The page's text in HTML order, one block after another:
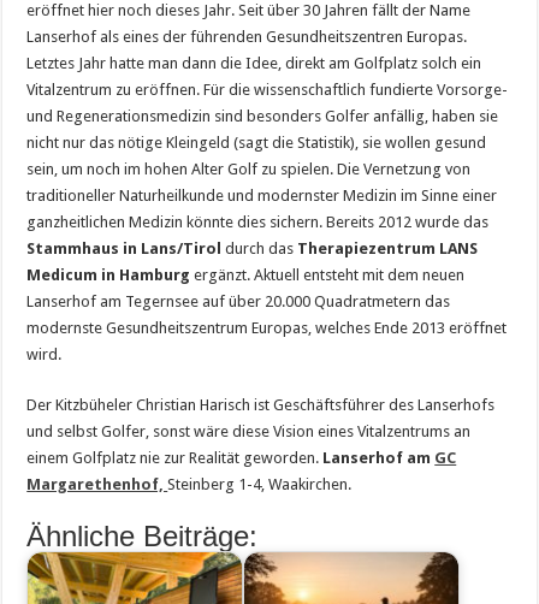
eröffnet hier noch dieses Jahr. Seit über 30 Jahren fällt der Name
Lanserhof als eines der führenden Gesundheitszentren Europas.
Letztes Jahr hatte man dann die Idee, direkt am Golfplatz solch ein
Vitalzentrum zu eröffnen. Für die wissenschaftlich fundierte Vorsorge-
und Regenerationsmedizin sind besonders Golfer anfällig, haben sie
nicht nur das nötige Kleingeld (sagt die Statistik), sie wollen gesund
sein, um noch im hohen Alter Golf zu spielen. Die Vernetzung von
traditioneller Naturheilkunde und modernster Medizin im Sinne einer
ganzheitlichen Medizin könnte dies sichern. Bereits 2012 wurde das
Stammhaus in Lans/Tirol durch das Therapiezentrum LANS
Medicum in Hamburg ergänzt. Aktuell entsteht mit dem neuen
Lanserhof am Tegernsee auf über 20.000 Quadratmetern das
modernste Gesundheitszentrum Europas, welches Ende 2013 eröffnet
wird.
Der Kitzbüheler Christian Harisch ist Geschäftsführer des Lanserhofs
und selbst Golfer, sonst wäre diese Vision eines Vitalzentrums an
einem Golfplatz nie zur Realität geworden. Lanserhof am GC
Margarethenhof,Steinberg 1-4, Waakirchen.
Ähnliche Beiträge: